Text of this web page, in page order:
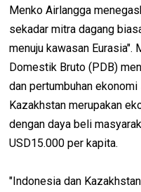
Menko Airlangga
sekadar mitra dagang
menuju kawasan Eurasia".
Domestik Bruto (PDB)
dan pertumbuhan
Kazakhstan merupakan
dengan daya beli
USD15.000 per kapita.
"Indonesia dan